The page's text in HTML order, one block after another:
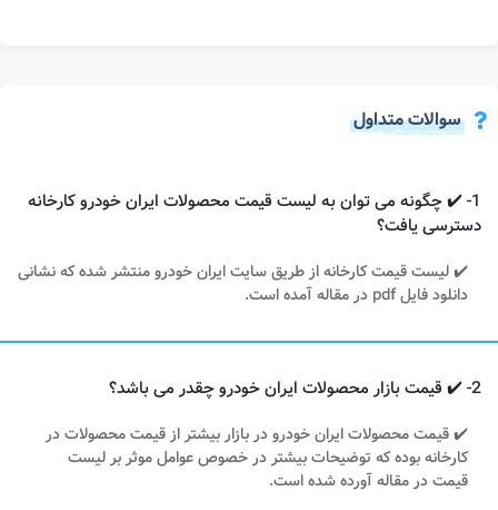
سوالات متداول
1- ✔️ چگونه می توان به لیست قیمت محصولات ایران خودرو کارخانه
دسترسی یافت؟
✔️ لیست قیمت کارخانه از طریق سایت ایران خودرو منتشر شده که نشانی
دانلود فایل pdf در مقاله آمده است.
2- ✔️ قیمت بازار محصولات ایران خودرو چقدر می باشد؟
✔️ قیمت محصولات ایران خودرو در بازار بیشتر از قیمت محصولات در
کارخانه بوده که توضیحات بیشتر در خصوص عوامل موثر بر لیست
قیمت در مقاله آورده شده است.